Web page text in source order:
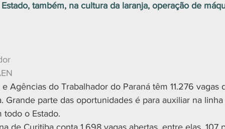
também, na cultura da laranja, operação de
Agências do Trabalhador do Paraná têm 11.276
Grande parte das oportunidades é para auxiliar na
todo o Estado.
de Curitiba conta 1.698 vagas abertas, entre elas, 107